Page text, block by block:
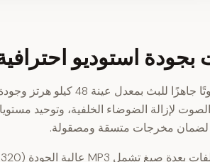
استوديو
أنشئ صوتًا جاهزًا للبث بمعدل
لإزالة الضوضاء الخلفية، وتوحيد
لضمان مخرجات متسقة ومصقولة.